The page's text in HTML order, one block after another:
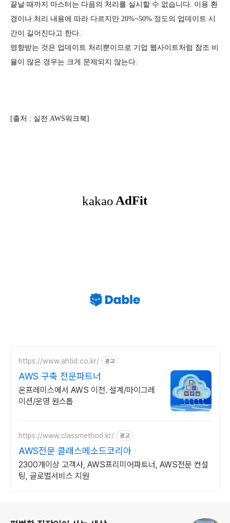
끝날 때까지 마스터는 다음의 처리를 실시할 수 없습니다. 이용 환
경이나 처리 내용에 따라 다르지만 20%~50% 정도의 업데이트 시
간이 길어진다고 한다.
영향받는 것은 업데이트 처리뿐이므로 기업 웹사이트처럼 참조 비
율이 많은 경우는 크게 문제되지 않는다.
[출처 : 실전 AWS워크북]
https://www.ahtid.co.kr/ 광고
AWS 구축 전문파트너
온프레미스에서 AWS 이전. 설계/마이그레
이션/운영 원스톱
https://www.classmethod.kr/ 광고
AWS전문 클래스메소드코리아
2300개이상 고객사, AWS프리미어파트너, AWS전문 컨설
팅, 글로벌서비스 지원